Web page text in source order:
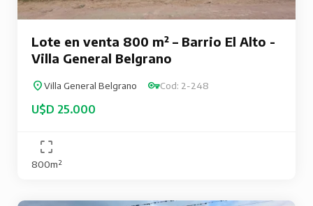
Lote en venta 800 m² – Barrio El Alto -
Villa General Belgrano
Villa General Belgrano Cod: 2-248
U$D 25.000
800m²